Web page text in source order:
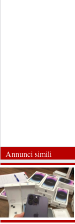
Annunci simili